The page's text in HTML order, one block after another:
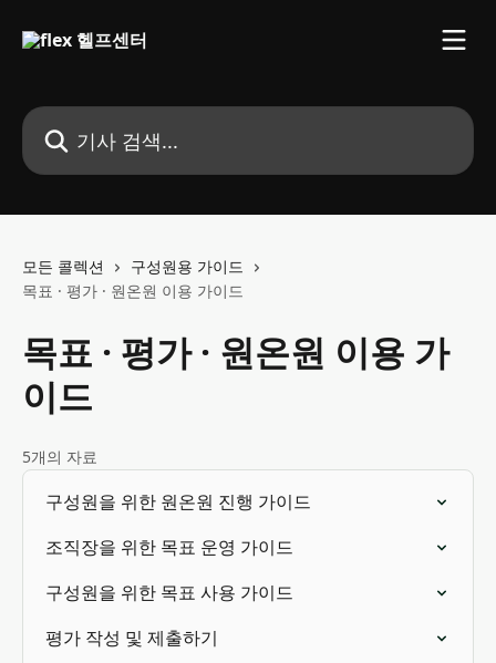
기사 검색...
모든 콜렉션
구성원용 가이드
목표 · 평가 · 원온원 이용 가이드
목표 · 평가 · 원온원 이용 가
이드
5개의 자료
구성원을 위한 원온원 진행 가이드
조직장을 위한 목표 운영 가이드
구성원을 위한 목표 사용 가이드
평가 작성 및 제출하기